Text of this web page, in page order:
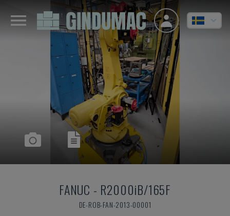
FANUC - R2000iB/165F
DE-ROB-FAN-2013-00001